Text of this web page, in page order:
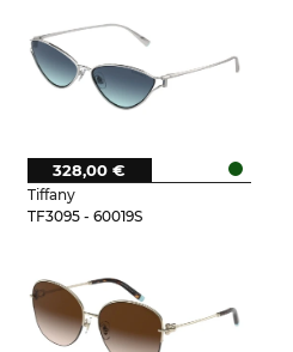
Tiffany
TF3095 - 60019S
328,00 €